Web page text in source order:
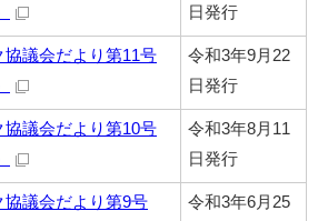
日発行
議会だより第11号
令和3年9月22
日発行
議会だより第10号
令和3年8月11
日発行
議会だより第9号
令和3年6月25